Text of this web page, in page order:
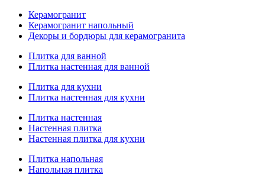
Керамогранит
Керамогранит напольный
Декоры и бордюры для керамогранита
Плитка для ванной
Плитка настенная для ванной
Плитка для кухни
Плитка настенная для кухни
Плитка настенная
Настенная плитка
Настенная плитка для кухни
Плитка напольная
Напольная плитка